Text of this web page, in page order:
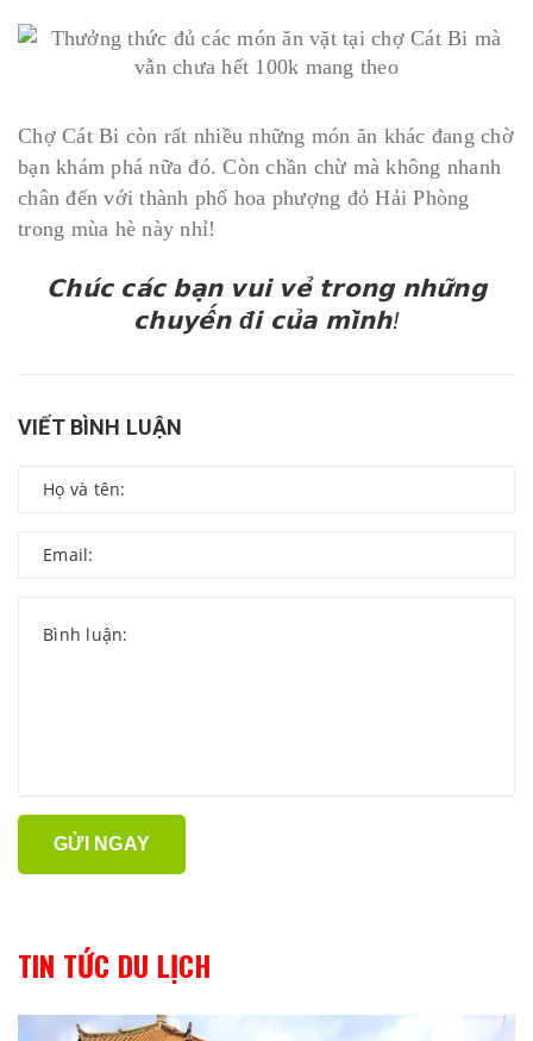
Chợ Cát Bi còn rất nhiều những món ăn khác đang chờ
bạn khám phá nữa đó. Còn chần chừ mà không nhanh
chân đến với thành phố hoa phượng đỏ Hải Phòng
trong mùa hè này nhỉ!
𝗖𝗵𝘂́𝗰 𝗰𝗮́𝗰 𝗯𝗮̣𝗻 𝘃𝘂𝗶 𝘃𝗲̉ 𝘁𝗿𝗼𝗻𝗴 𝗻𝗵𝘂̛̃𝗻𝗴
𝗰𝗵𝘂𝘆𝗲̂́𝗻 đ𝗶 𝗰𝘂̉𝗮 𝗺𝗶̀𝗻𝗵!
VIẾT BÌNH LUẬN
GỬI NGAY
TIN TỨC DU LỊCH